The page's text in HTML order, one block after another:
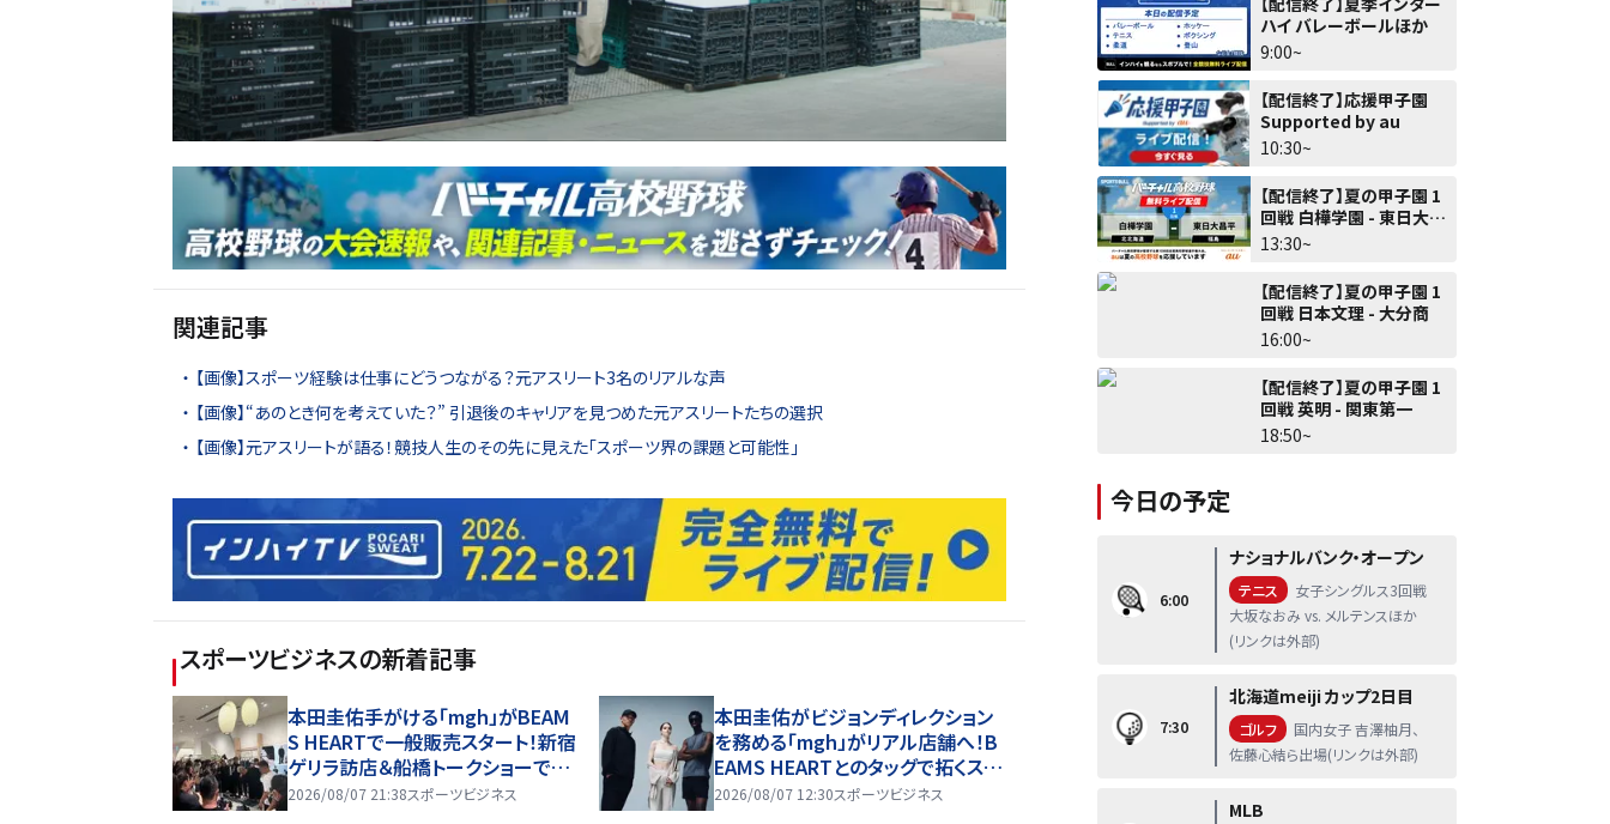
関連記事
【画像】スポーツ経験は仕事にどうつながる？元アスリート3名のリアルな声
【画像】“あのとき何を考えていた？” 引退後のキャリアを見つめた元アスリートたちの選択
【画像】元アスリートが語る！競技人生のその先に見えた「スポーツ界の課題と可能性」
スポーツビジネスの新着記事
本田圭佑手がける「mgh」がBEAM
S HEARTで一般販売スタート！新宿
ゲリラ訪店＆船橋トークショーで現
場は大熱狂
2026/08/07 21:38スポーツビジネス
本田圭佑がビジョンディレクション
を務める「mgh」がリアル店舗へ！B
EAMS HEARTとのタッグで拓くスポ
ーツウェアの新たな挑戦
2026/08/07 12:30スポーツビジネス
ハイ バレーボールほか
9:00~
【配信終了】応援甲子園
Supported by au
10:30~
【配信終了】夏の甲子園 1
回戦 白樺学園 - 東日大昌
平
13:30~
【配信終了】夏の甲子園 1
回戦 日本文理 - 大分商
16:00~
【配信終了】夏の甲子園 1
回戦 英明 - 関東第一
18:50~
今日の予定
6:00
ナショナルバンク・オープン
テニス
女子シングルス3回戦
大坂なおみ vs. メルテンスほか
(リンクは外部)
7:30
北海道meiji カップ2日目
ゴルフ
国内女子 吉澤柚月、
佐藤心結ら出場(リンクは外部)
MLB